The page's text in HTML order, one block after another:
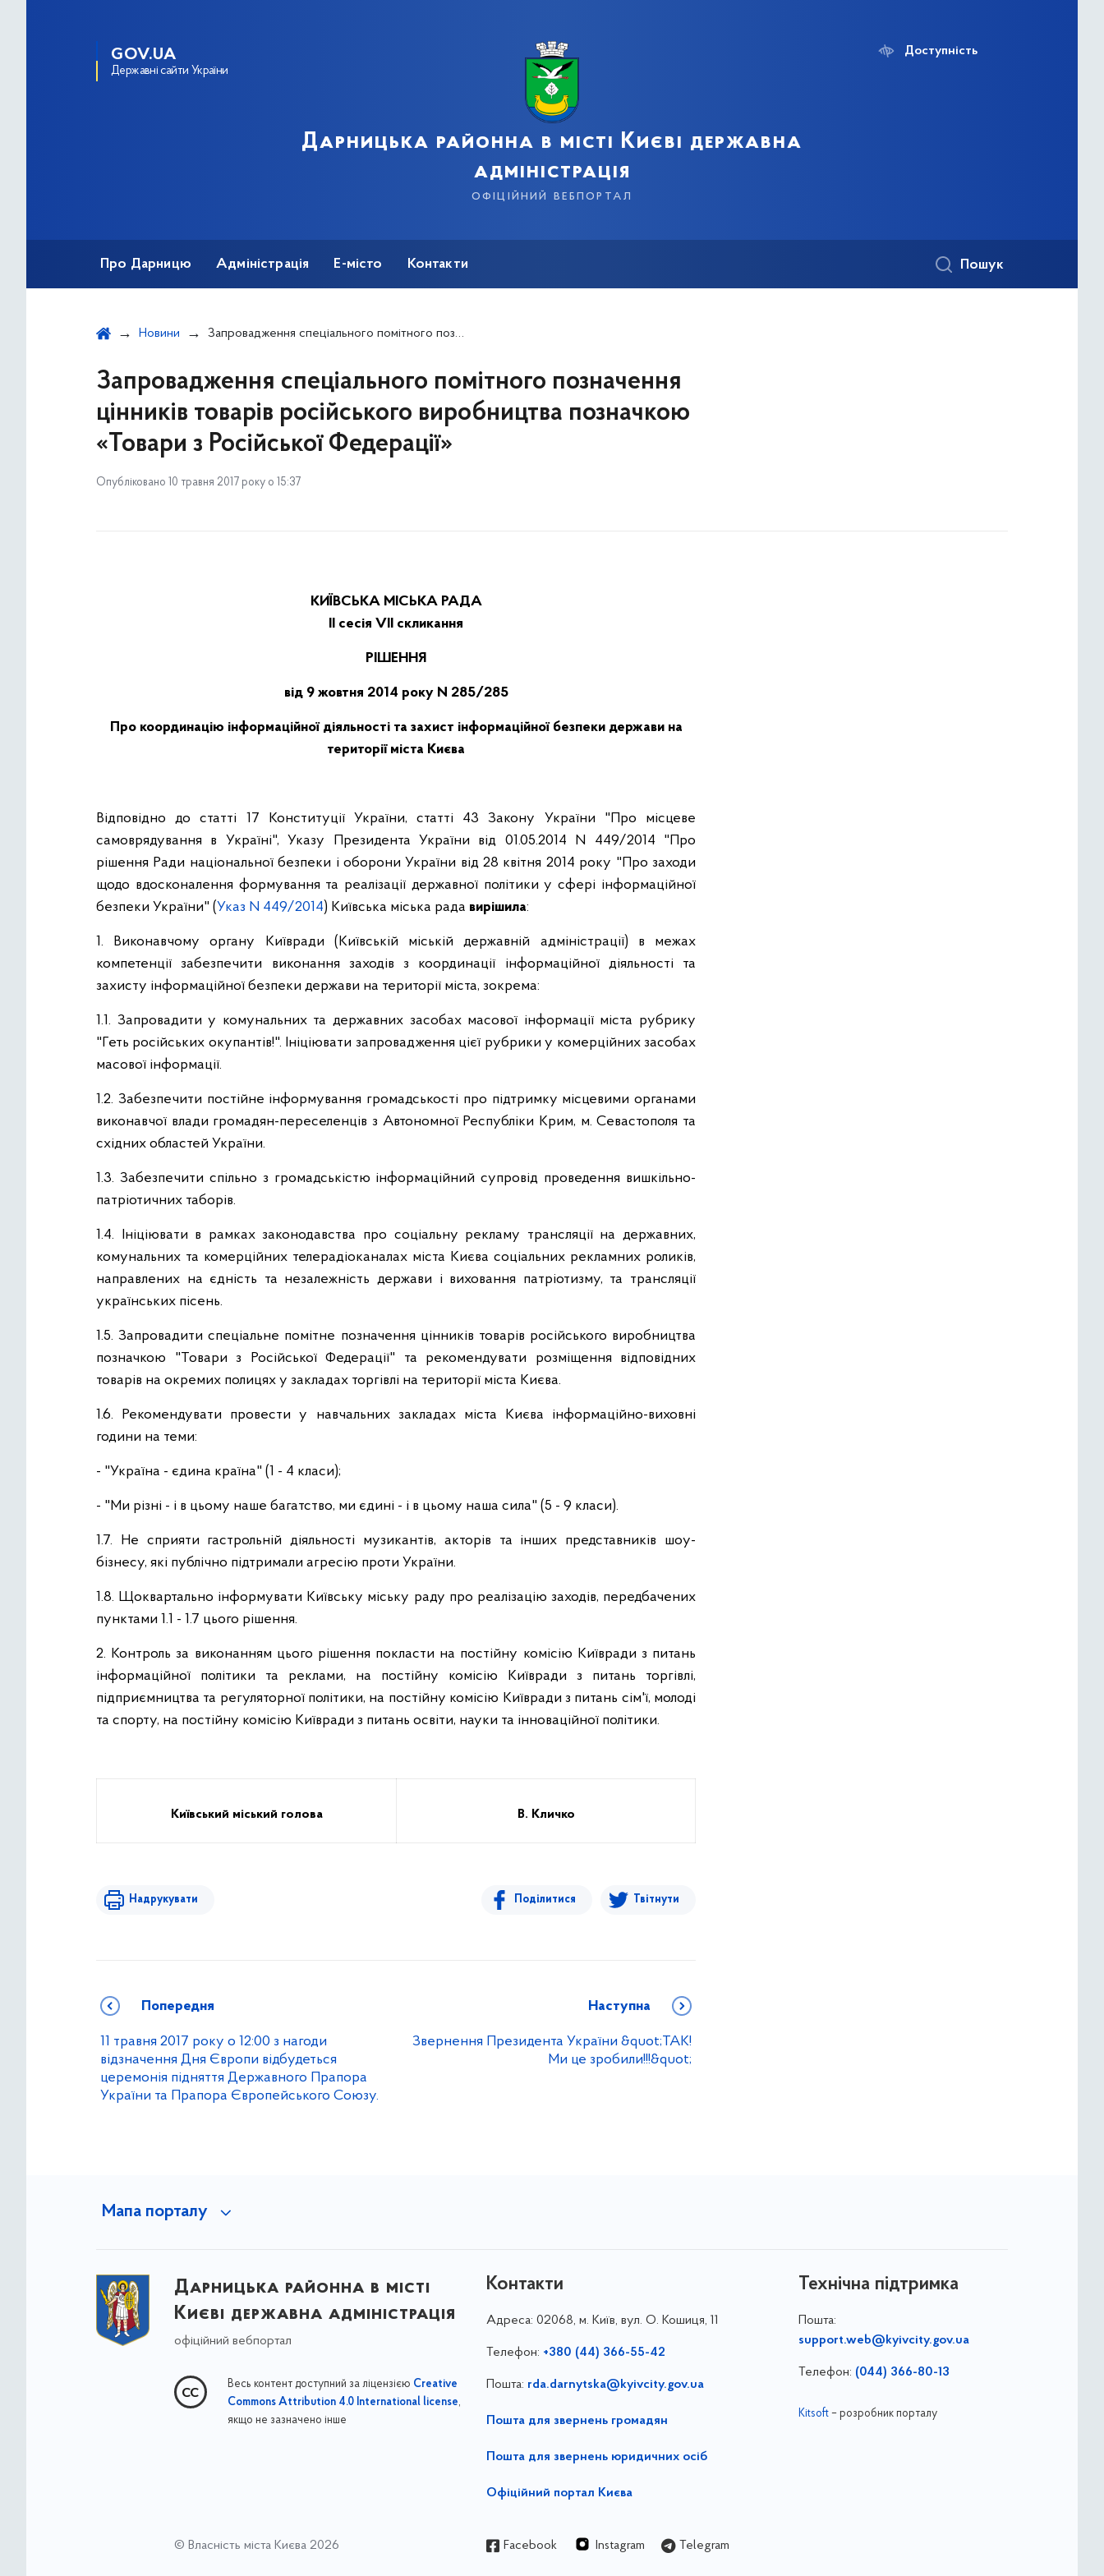
GOV.UA
Державні сайти України
Дарницька районна в місті Києві державна
адміністрація
офіційний вебпортал
Доступність
Про Дарницю Адміністрація Е-місто Контакти Пошук
Новини Запровадження спеціального помітного позначення цінників товарів російського виробництва позначкою «Товари з Російської Федерації»
Запровадження спеціального помітного позначення
цінників товарів російського виробництва позначкою
«Товари з Російської Федерації»
Опубліковано 10 травня 2017 року о 15:37
КИЇВСЬКА МІСЬКА РАДА
II сесія VII скликання
РІШЕННЯ
від 9 жовтня 2014 року N 285/285
Про координацію інформаційної діяльності та захист інформаційної безпеки держави на
території міста Києва
Відповідно до статті 17 Конституції України, статті 43 Закону України "Про місцеве
самоврядування в Україні", Указу Президента України від 01.05.2014 N 449/2014 "Про
рішення Ради національної безпеки і оборони України від 28 квітня 2014 року "Про заходи
щодо вдосконалення формування та реалізації державної політики у сфері інформаційної
безпеки України" (Указ N 449/2014) Київська міська рада вирішила:
1. Виконавчому органу Київради (Київській міській державній адміністрації) в межах
компетенції забезпечити виконання заходів з координації інформаційної діяльності та
захисту інформаційної безпеки держави на території міста, зокрема:
1.1. Запровадити у комунальних та державних засобах масової інформації міста рубрику
"Геть російських окупантів!". Ініціювати запровадження цієї рубрики у комерційних засобах
масової інформації.
1.2. Забезпечити постійне інформування громадськості про підтримку місцевими органами
виконавчої влади громадян-переселенців з Автономної Республіки Крим, м. Севастополя та
східних областей України.
1.3. Забезпечити спільно з громадськістю інформаційний супровід проведення вишкільно-
патріотичних таборів.
1.4. Ініціювати в рамках законодавства про соціальну рекламу трансляції на державних,
комунальних та комерційних телерадіоканалах міста Києва соціальних рекламних роликів,
направлених на єдність та незалежність держави і виховання патріотизму, та трансляції
українських пісень.
1.5. Запровадити спеціальне помітне позначення цінників товарів російського виробництва
позначкою "Товари з Російської Федерації" та рекомендувати розміщення відповідних
товарів на окремих полицях у закладах торгівлі на території міста Києва.
1.6. Рекомендувати провести у навчальних закладах міста Києва інформаційно-виховні
години на теми:
- "Україна - єдина країна" (1 - 4 класи);
- "Ми різні - і в цьому наше багатство, ми єдині - і в цьому наша сила" (5 - 9 класи).
1.7. Не сприяти гастрольній діяльності музикантів, акторів та інших представників шоу-
бізнесу, які публічно підтримали агресію проти України.
1.8. Щоквартально інформувати Київську міську раду про реалізацію заходів, передбачених
пунктами 1.1 - 1.7 цього рішення.
2. Контроль за виконанням цього рішення покласти на постійну комісію Київради з питань
інформаційної політики та реклами, на постійну комісію Київради з питань торгівлі,
підприємництва та регуляторної політики, на постійну комісію Київради з питань сім'ї, молоді
та спорту, на постійну комісію Київради з питань освіти, науки та інноваційної політики.
Київський міський голова В. Кличко
Надрукувати Поділитися Твітнути
Попередня
11 травня 2017 року о 12:00 з нагоди
відзначення Дня Європи відбудеться
церемонія підняття Державного Прапора
України та Прапора Європейського Союзу.
Наступна
Звернення Президента України &quot;ТАК!
Ми це зробили!!!&quot;
Мапа порталу
Дарницька районна в місті
Києві державна адміністрація
офіційний вебпортал
Весь контент доступний за ліцензією Creative
Commons Attribution 4.0 International license,
якщо не зазначено інше
Контакти
Адреса: 02068, м. Київ, вул. О. Кошиця, 11
Телефон: +380 (44) 366-55-42
Пошта: rda.darnytska@kyivcity.gov.ua
Пошта для звернень громадян
Пошта для звернень юридичних осіб
Офіційний портал Києва
Технічна підтримка
Пошта:
support.web@kyivcity.gov.ua
Телефон: (044) 366-80-13
Kitsoft– розробник порталу
© Власність міста Києва 2026 Facebook Instagram Telegram